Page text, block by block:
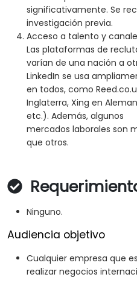
significativamente. Se
investigación previa.
Acceso a talento y
Las plataformas de
varían de una nación a
LinkedIn se usa
en todos, como
Inglaterra, Xing en
etc.). Además, algunos
mercados laborales son
que otros.
Ninguno.
Audiencia objetivo
Cualquier empresa que
realizar negocios